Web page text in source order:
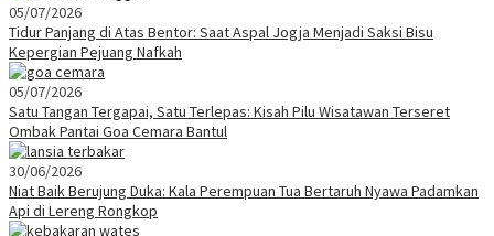
05/07/2026
Tidur Panjang di Atas Bentor: Saat Aspal Jogja Menjadi Saksi Bisu
Kepergian Pejuang Nafkah
05/07/2026
Satu Tangan Tergapai, Satu Terlepas: Kisah Pilu Wisatawan Terseret
Ombak Pantai Goa Cemara Bantul
30/06/2026
Niat Baik Berujung Duka: Kala Perempuan Tua Bertaruh Nyawa Padamkan
Api di Lereng Rongkop